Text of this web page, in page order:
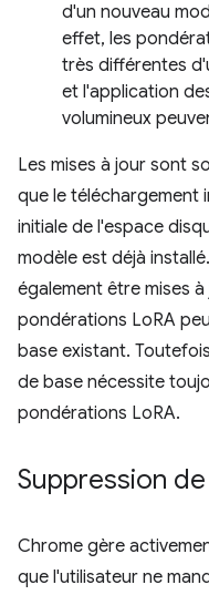
d'un nouveau
effet, les
très différentes
et l'application
volumineux
Les mises à jour sont
que le téléchargement
initiale de l'espace
modèle est déjà
également être mises
pondérations LoRA
base existant.
de base nécessite
pondérations LoRA.
Suppression
Chrome gère
que l'utilisateur ne